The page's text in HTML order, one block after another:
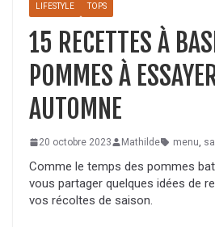
LIFESTYLE TOPS
15 RECETTES À
POMMES À
AUTOMNE
20 octobre 2023 Mathilde menu
Comme le temps des pommes
vous partager quelques idées de
vos récoltes de saison.